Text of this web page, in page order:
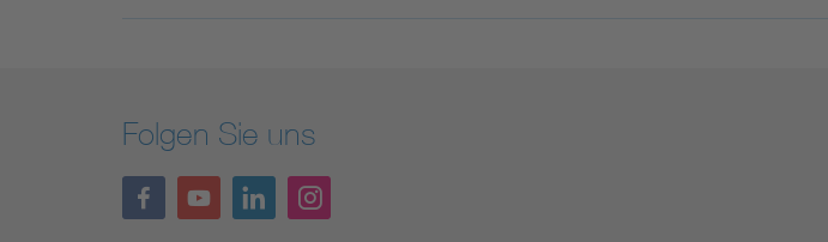
Folgen Sie uns